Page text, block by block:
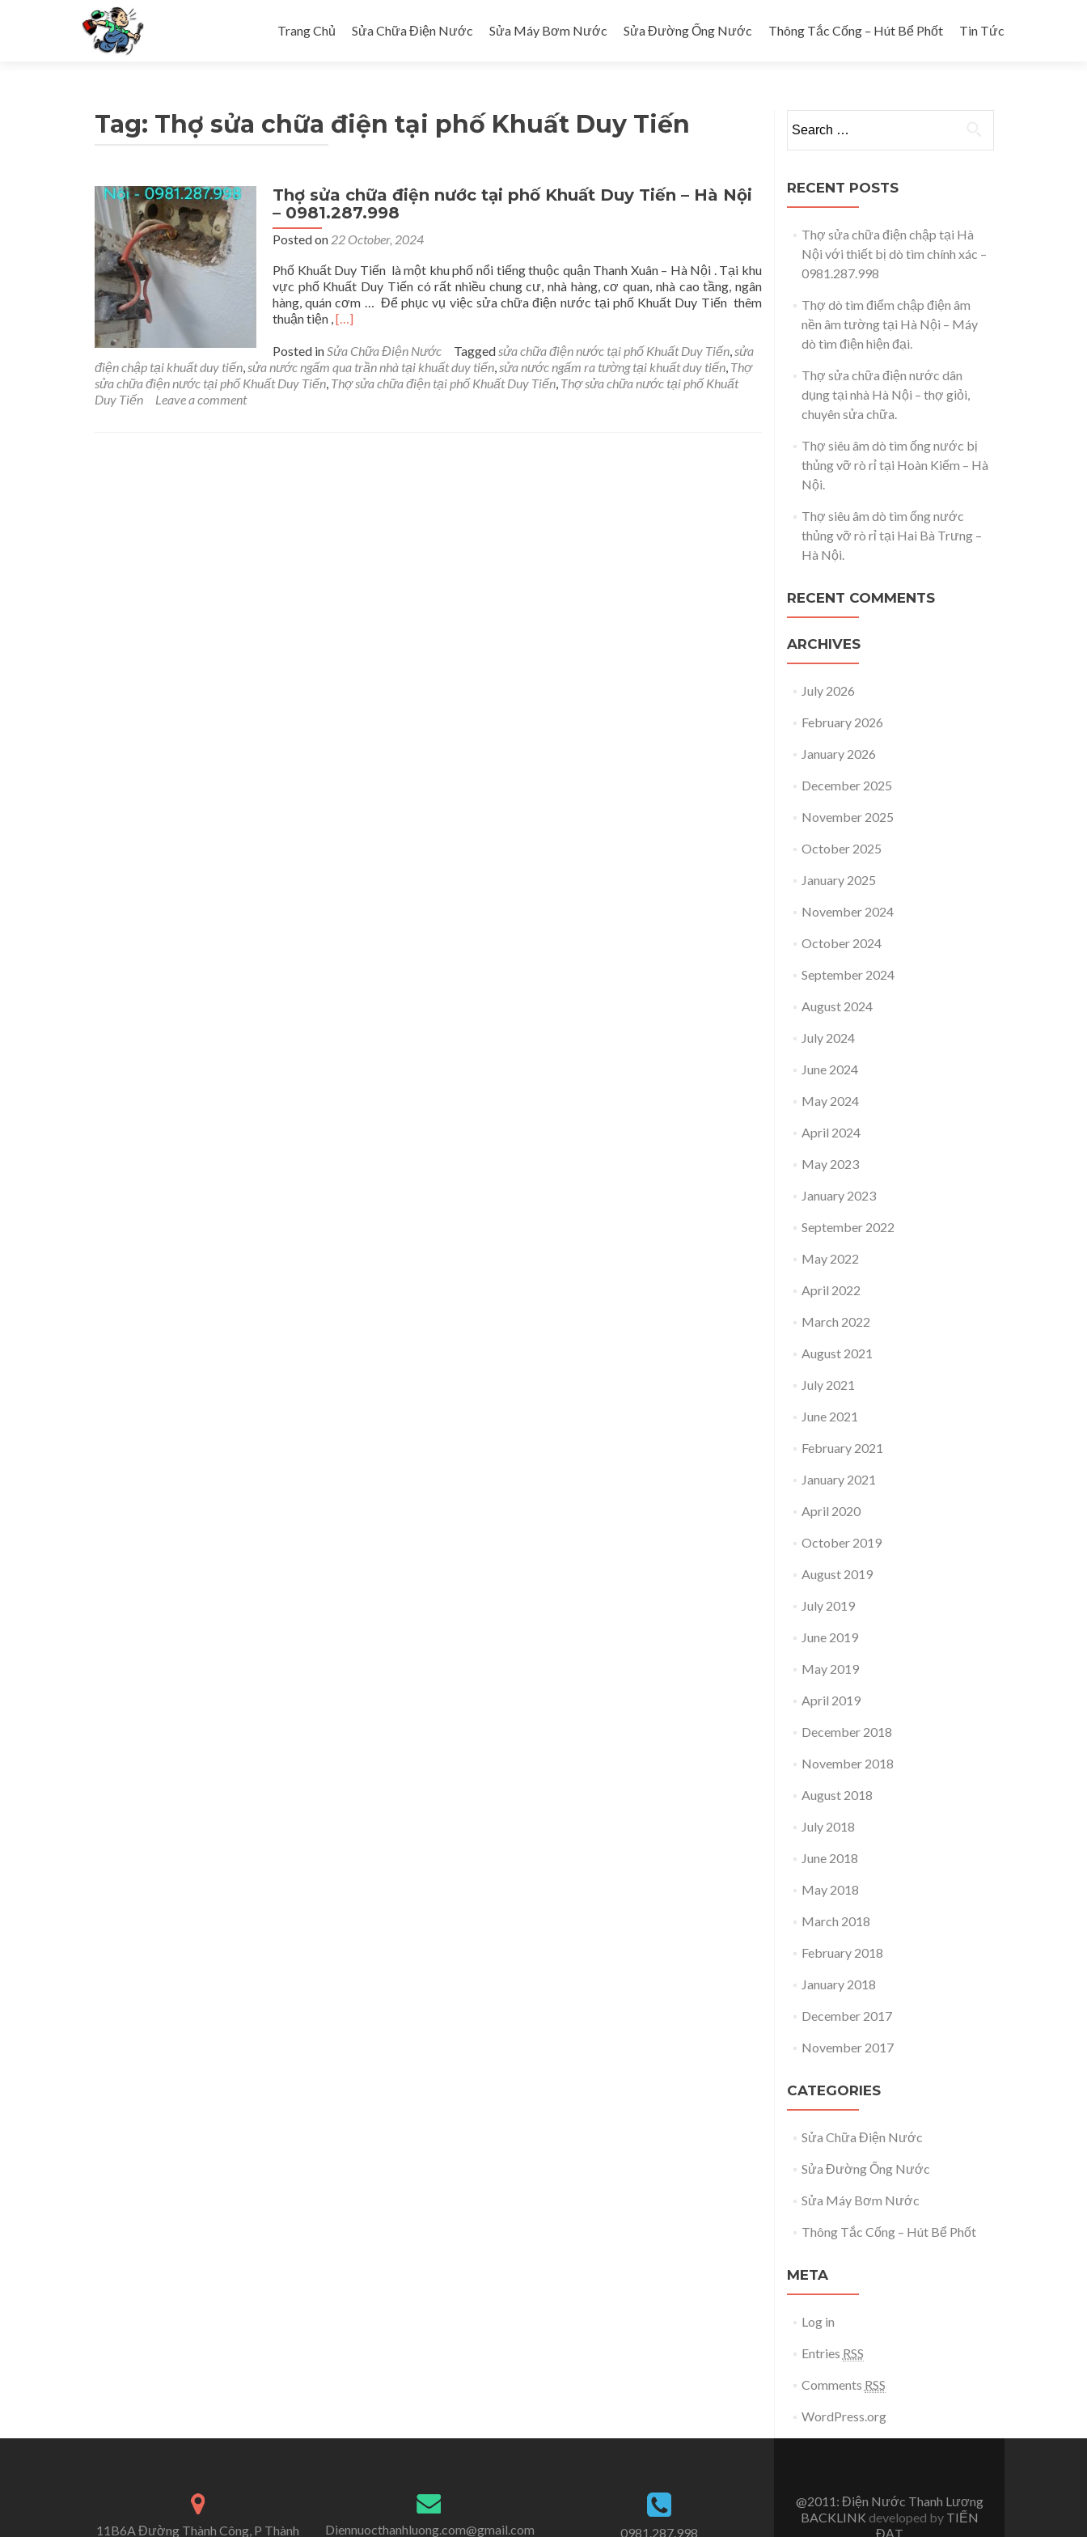
Trang Chủ
Sửa Chữa Điện Nước Sửa Máy Bơm Nước Sửa Đường Ống Nước Thông Tắc Cống – Hút Bể Phốt Tin Tức
Tag: Thợ sửa chữa điện tại phố Khuất Duy Tiến
Thợ sửa chữa điện nước tại phố Khuất Duy Tiến – Hà Nội
– 0981.287.998
Posted on 22 October, 2024
Phố Khuất Duy Tiến là một khu phố nổi tiếng thuộc quận Thanh Xuân – Hà Nội . Tại khu
vực phố Khuất Duy Tiến có rất nhiều chung cư, nhà hàng, cơ quan, nhà cao tầng, ngân
hàng, quán cơm … Để phục vụ việc sửa chữa điện nước tại phố Khuất Duy Tiến thêm
thuận tiện ,Read
about
Thợ
sửa
[…]
Posted inSửa Chữa Điện Nước Taggedsửa chữa điện nước tại phố Khuất Duy Tiến,sửa
điện chập tại khuất duy tiến,sửa nước ngấm qua trần nhà tại khuất duy tiến,sửa nước ngấm ra tường tại khuất duy tiến, Thợ
sửa chữa điện nước tại phố Khuất Duy Tiến, Thợ sửa chữa điện tại phố Khuất Duy Tiến, Thợ sửa chữa nước tại phố Khuất
Duy Tiến
Leave a comment
RECENT POSTS
Thợ sửa chữa điện chập tại Hà
Nội với thiết bị dò tìm chính xác –
0981.287.998
Thợ dò tìm điểm chập điện âm
nền âm tường tại Hà Nội – Máy
dò tìm điện hiện đại.
Thợ sửa chữa điện nước dân
dụng tại nhà Hà Nội – thợ giỏi,
chuyên sửa chữa.
Thợ siêu âm dò tìm ống nước bị
thủng vỡ rò rỉ tại Hoàn Kiếm – Hà
Nội.
Thợ siêu âm dò tìm ống nước
thủng vỡ rò rỉ tại Hai Bà Trưng –
Hà Nội.
RECENT COMMENTS
ARCHIVES
July 2026
February 2026
January 2026
December 2025
November 2025
October 2025
January 2025
November 2024
October 2024
September 2024
August 2024
July 2024
June 2024
May 2024
April 2024
May 2023
January 2023
September 2022
May 2022
April 2022
March 2022
August 2021
July 2021
June 2021
February 2021
January 2021
April 2020
October 2019
August 2019
July 2019
June 2019
May 2019
April 2019
December 2018
November 2018
August 2018
July 2018
June 2018
May 2018
March 2018
February 2018
January 2018
December 2017
November 2017
CATEGORIES
Sửa Chữa Điện Nước
Sửa Đường Ống Nước
Sửa Máy Bơm Nước
Thông Tắc Cống – Hút Bể Phốt
META
Log in
Entries RSS
Comments RSS
WordPress.org
11B6A Đường Thành Công, P Thành Diennuocthanhluong.com@gmail.com 0981.287.998
@2011: Điện Nước Thanh Lương
BACKLINK developed by TIẾN
ĐẠT